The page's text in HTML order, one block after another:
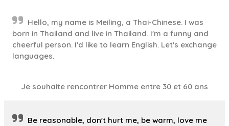
Hello, my name is Meiling, a Thai-Chinese. I was
born in Thailand and live in Thailand. I'm a funny and
cheerful person. I'd like to learn English. Let's exchange
languages.
Je souhaite rencontrer Homme entre 30 et 60 ans
Be reasonable, don't hurt me, be warm, love me